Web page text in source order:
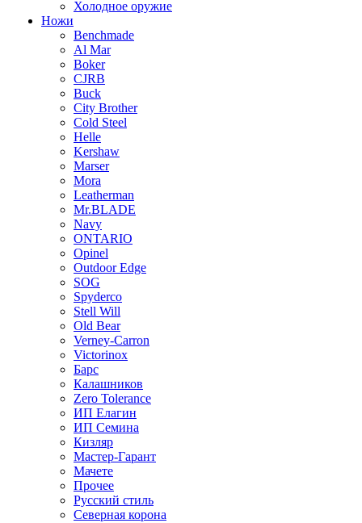
Холодное оружие
Ножи
Benchmade
Al Mar
Boker
CJRB
Buck
City Brother
Cold Steel
Helle
Kershaw
Marser
Mora
Leatherman
Mr.BLADE
Navy
ONTARIO
Opinel
Outdoor Edge
SOG
Spyderco
Stell Will
Old Bear
Verney-Carron
Victorinox
Барс
Калашников
Zero Tolerance
ИП Елагин
ИП Семина
Кизляр
Мастер-Гарант
Мачете
Прочее
Русский стиль
Северная корона